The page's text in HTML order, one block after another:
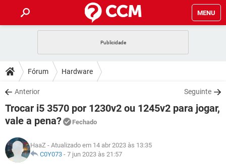
MENU
CELULAR
OUTLOOK
INSTAGRAM GMAIL
GUIA DE COMPRAS
DICAS
JOGOS
OUTLOOK
GUIA DE COMPRAS
DOWNLOADS
JOGOS WHATSAPP
CELULAR
OUTLOOK EXCEL
INSTAGRAM
FÓRUM
CELULAR FACEBOOK
GLOSSÁRIO
JOGOS
Fórum Hardware
Anterior Seguinte
Trocar i5 3570 por 1230v2 ou 1245v2 para jogar,
vale a pena?
Fechado
HaaZ - Atualizado em 14 abr 2023 às 13:35
C0Y073 - 7 jun 2023 às 21:57